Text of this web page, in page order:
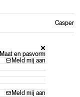
Casper
Maat en pasvorm
Meld mij aan
Meld mij aan